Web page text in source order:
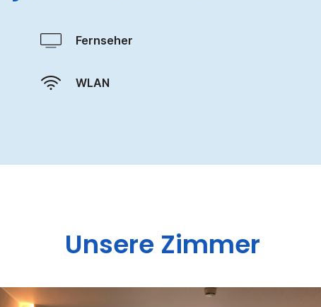
Fernseher
WLAN
Unsere Zimmer